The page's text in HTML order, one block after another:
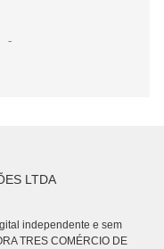
LTDA
independente e sem
TRES COMÉRCIO DE